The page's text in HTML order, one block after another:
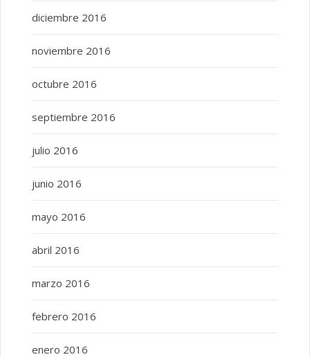
diciembre 2016
noviembre 2016
octubre 2016
septiembre 2016
julio 2016
junio 2016
mayo 2016
abril 2016
marzo 2016
febrero 2016
enero 2016